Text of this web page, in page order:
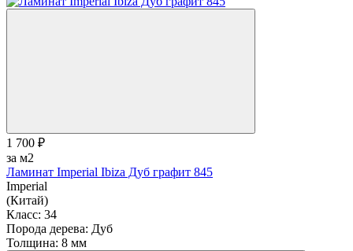
1 700 ₽
за м2
Ламинат Imperial Ibiza Дуб графит 845
Imperial
(Китай)
Класс: 34
Порода дерева: Дуб
Толщина: 8 мм